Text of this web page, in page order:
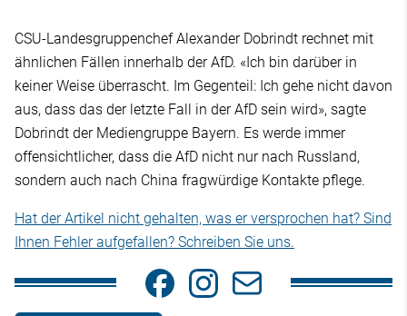
CSU-Landesgruppenchef Alexander Dobrindt rechnet mit
ähnlichen Fällen innerhalb der AfD. «Ich bin darüber in
keiner Weise überrascht. Im Gegenteil: Ich gehe nicht davon
aus, dass das der letzte Fall in der AfD sein wird», sagte
Dobrindt der Mediengruppe Bayern. Es werde immer
offensichtlicher, dass die AfD nicht nur nach Russland,
sondern auch nach China fragwürdige Kontakte pflege.
Hat der Artikel nicht gehalten, was er versprochen hat? Sind
Ihnen Fehler aufgefallen? Schreiben Sie uns.